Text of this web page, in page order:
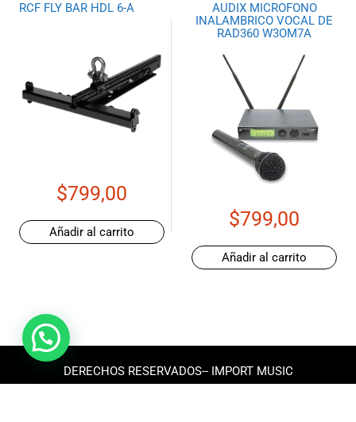
RCF FLY BAR HDL 6-A
$799,00
Añadir al carrito
AUDIX MICROFONO
INALAMBRICO VOCAL DE
RAD360 W3OM7A
$799,00
Añadir al carrito
DERECHOS RESERVADOS-- IMPORT MUSIC